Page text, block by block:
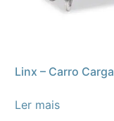
Linx – Carro Carga
Ler mais